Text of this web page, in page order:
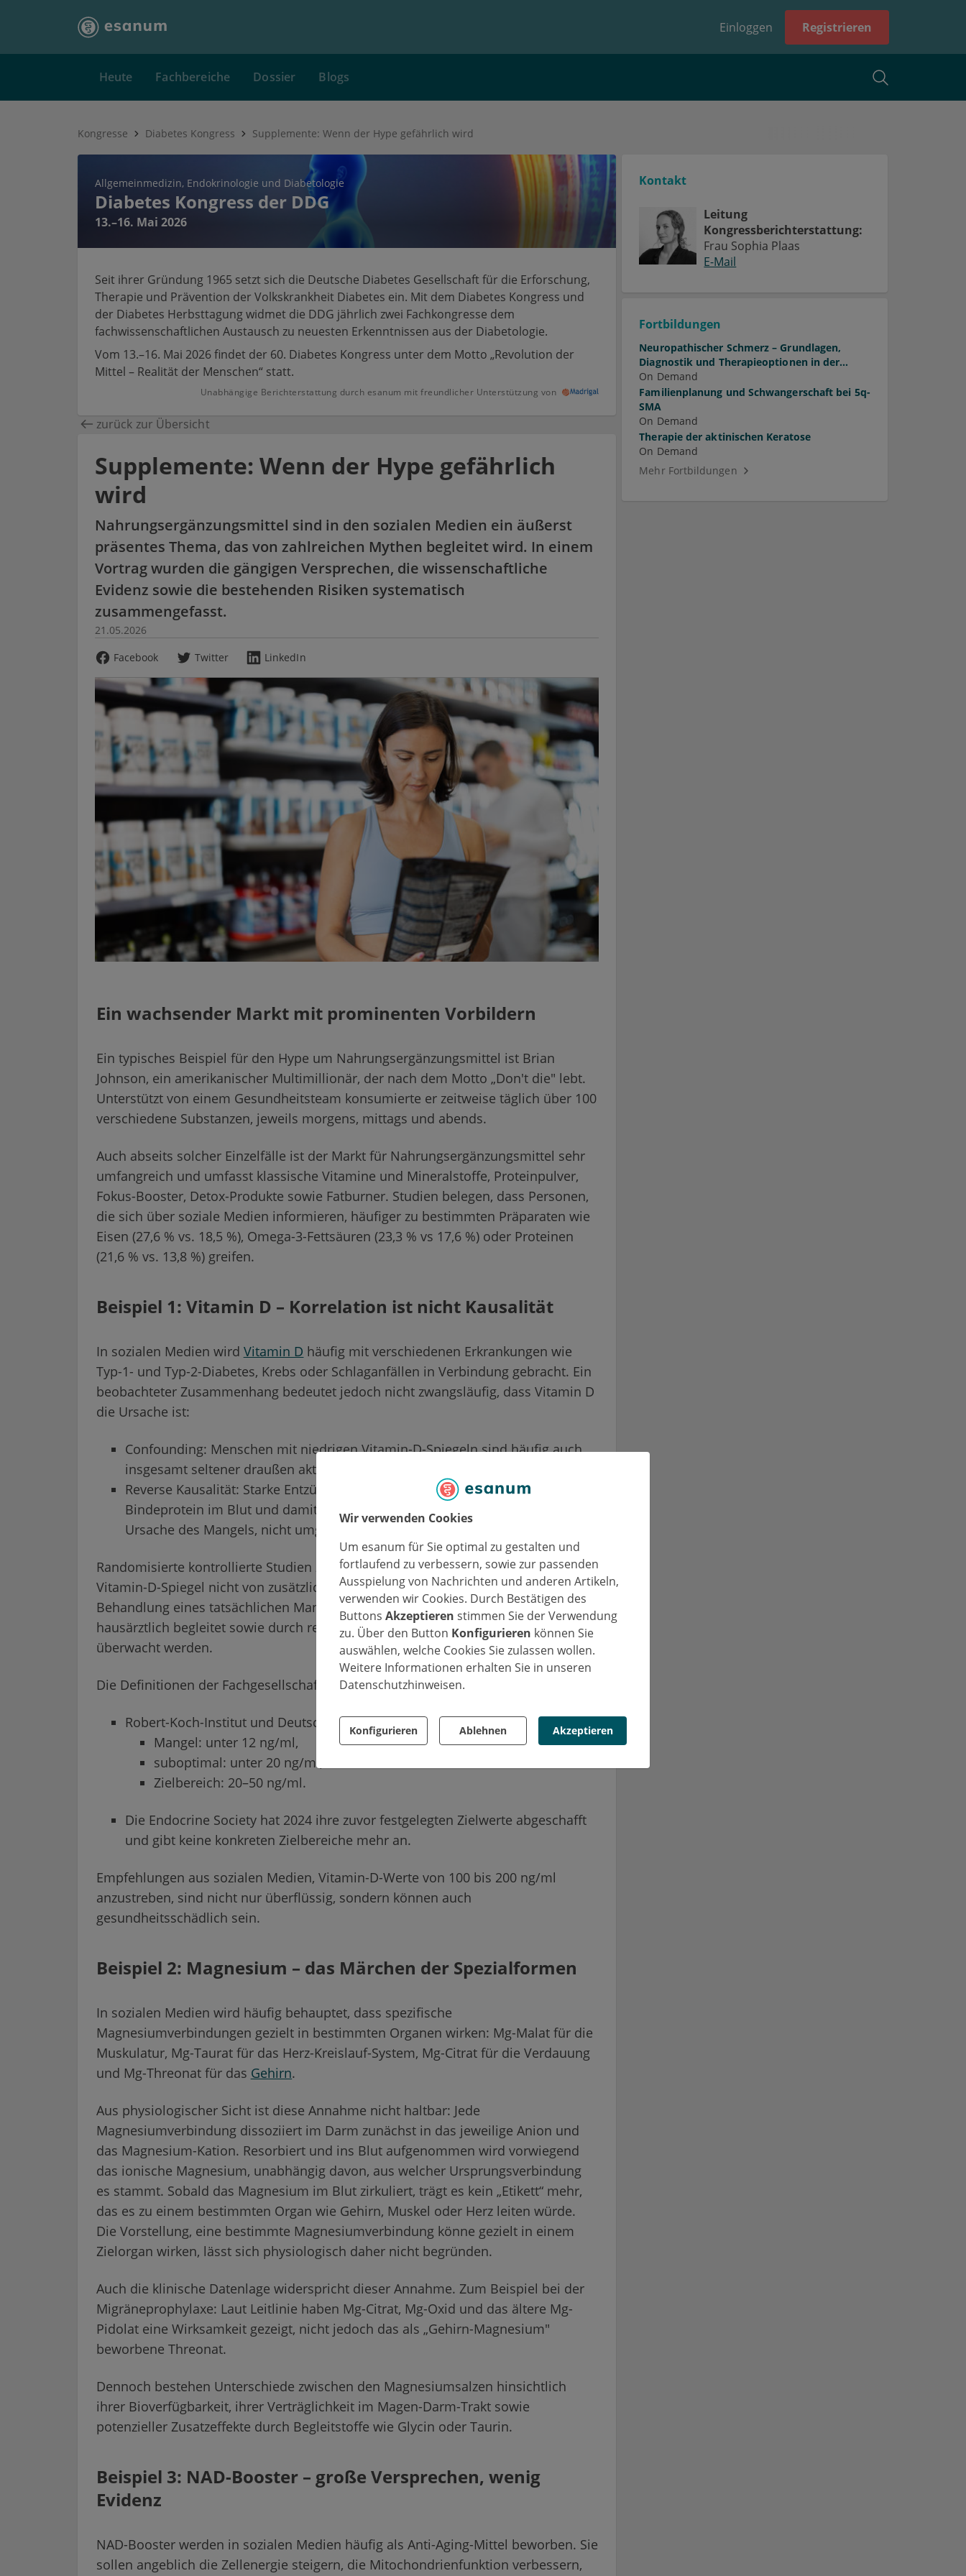
Wir verwenden Cookies
Um esanum für Sie optimal zu gestalten und
fortlaufend zu verbessern, sowie zur passenden
Ausspielung von Nachrichten und anderen Artikeln,
verwenden wir Cookies. Durch Bestätigen des
Buttons Akzeptieren stimmen Sie der Verwendung
zu. Über den Button Konfigurieren können Sie
auswählen, welche Cookies Sie zulassen wollen.
Weitere Informationen erhalten Sie in unseren
Datenschutzhinweisen.
Konfigurieren Ablehnen Akzeptieren
Einloggen Registrieren
Heute Fachbereiche Dossier Blogs
Kongresse Diabetes Kongress Supplemente: Wenn der Hype gefährlich wird
Allgemeinmedizin Endokrinologie und Diabetologie
Diabetes Kongress der DDG
13.–16. Mai 2026
Seit ihrer Gründung 1965 setzt sich die Deutsche Diabetes Gesellschaft für die Erforschung,
Therapie und Prävention der Volkskrankheit Diabetes ein. Mit dem Diabetes Kongress und
der Diabetes Herbsttagung widmet die DDG jährlich zwei Fachkongresse dem
fachwissenschaftlichen Austausch zu neuesten Erkenntnissen aus der Diabetologie.
Vom 13.–16. Mai 2026 findet der 60. Diabetes Kongress unter dem Motto „Revolution der
Mittel – Realität der Menschen“ statt.
Unabhängige Berichterstattung durch esanum mit freundlicher Unterstützung von
zurück zur Übersicht
Supplemente: Wenn der Hype gefährlich
wird
Nahrungsergänzungsmittel sind in den sozialen Medien ein äußerst
präsentes Thema, das von zahlreichen Mythen begleitet wird. In einem
Vortrag wurden die gängigen Versprechen, die wissenschaftliche
Evidenz sowie die bestehenden Risiken systematisch
zusammengefasst.​
21.05.2026
Facebook
Twitter LinkedIn
Ein wachsender Markt mit prominenten Vorbildern
Ein typisches Beispiel für den Hype um Nahrungsergänzungsmittel ist Brian
Johnson, ein amerikanischer Multimillionär, der nach dem Motto „Don't die" lebt.
Unterstützt von einem Gesundheitsteam konsumierte er zeitweise täglich über 100
verschiedene Substanzen, jeweils morgens, mittags und abends.
Auch abseits solcher Einzelfälle ist der Markt für Nahrungsergänzungsmittel sehr
umfangreich und umfasst klassische Vitamine und Mineralstoffe, Proteinpulver,
Fokus-Booster, Detox-Produkte sowie Fatburner. Studien belegen, dass Personen,
die sich über soziale Medien informieren, häufiger zu bestimmten Präparaten wie
Eisen (27,6 % vs. 18,5 %), Omega-3-Fettsäuren (23,3 % vs 17,6 %) oder Proteinen
(21,6 % vs. 13,8 %) greifen.
Beispiel 1: Vitamin D – Korrelation ist nicht Kausalität
In sozialen Medien wird Vitamin D häufig mit verschiedenen Erkrankungen wie
Typ-1- und Typ-2-Diabetes, Krebs oder Schlaganfällen in Verbindung gebracht. Ein
beobachteter Zusammenhang bedeutet jedoch nicht zwangsläufig, dass Vitamin D
die Ursache ist:
Confounding: Menschen mit niedrigen Vitamin-D-Spiegeln sind häufig auch
insgesamt seltener draußen aktiv oder weniger gesundheitsbewusst.
Reverse Kausalität: Starke Entzündungsprozesse senken das Vitamin-D-
Bindeprotein im Blut und damit auch die Spiegel. Die Erkrankung ist hier die
Ursache des Mangels, nicht umgekehrt.
Randomisierte kontrollierte Studien zeigen, dass Personen mit ausreichendem
Vitamin-D-Spiegel nicht von zusätzlichen Supplementen profitieren. Die
Behandlung eines tatsächlichen Mangels bleibt jedoch essenziell und sollte
hausärztlich begleitet sowie durch regelmäßige Kontrollen des Vitamin-D-Spiegels
überwacht werden.
Die Definitionen der Fachgesellschaften ergeben sich wie folgt:
Robert-Koch-Institut und Deutsche Gesellschaft für Ernährung:
Mangel: unter 12 ng/ml,
suboptimal: unter 20 ng/ml,
Zielbereich: 20–50 ng/ml.
Die Endocrine Society hat 2024 ihre zuvor festgelegten Zielwerte abgeschafft
und gibt keine konkreten Zielbereiche mehr an.
Empfehlungen aus sozialen Medien, Vitamin-D-Werte von 100 bis 200 ng/ml
anzustreben, sind nicht nur überflüssig, sondern können auch
gesundheitsschädlich sein.
Beispiel 2: Magnesium – das Märchen der Spezialformen
In sozialen Medien wird häufig behauptet, dass spezifische
Magnesiumverbindungen gezielt in bestimmten Organen wirken: Mg-Malat für die
Muskulatur, Mg-Taurat für das Herz-Kreislauf-System, Mg-Citrat für die Verdauung
und Mg-Threonat für das Gehirn.
Aus physiologischer Sicht ist diese Annahme nicht haltbar: Jede
Magnesiumverbindung dissoziiert im Darm zunächst in das jeweilige Anion und
das Magnesium-Kation. Resorbiert und ins Blut aufgenommen wird vorwiegend
das ionische Magnesium, unabhängig davon, aus welcher Ursprungsverbindung
es stammt. Sobald das Magnesium im Blut zirkuliert, trägt es kein „Etikett“ mehr,
das es zu einem bestimmten Organ wie Gehirn, Muskel oder Herz leiten würde.
Die Vorstellung, eine bestimmte Magnesiumverbindung könne gezielt in einem
Zielorgan wirken, lässt sich physiologisch daher nicht begründen.
Auch die klinische Datenlage widerspricht dieser Annahme. Zum Beispiel bei der
Migräneprophylaxe: Laut Leitlinie haben Mg-Citrat, Mg-Oxid und das ältere Mg-
Pidolat eine Wirksamkeit gezeigt, nicht jedoch das als „Gehirn-Magnesium"
beworbene Threonat.
Dennoch bestehen Unterschiede zwischen den Magnesiumsalzen hinsichtlich
ihrer Bioverfügbarkeit, ihrer Verträglichkeit im Magen-Darm-Trakt sowie
potenzieller Zusatzeffekte durch Begleitstoffe wie Glycin oder Taurin.
Beispiel 3: NAD-Booster – große Versprechen, wenig
Evidenz
NAD-Booster werden in sozialen Medien häufig als Anti-Aging-Mittel beworben. Sie
sollen angeblich die Zellenergie steigern, die Mitochondrienfunktion verbessern,
Kontakt
Leitung
Kongressberichterstattung:
Frau Sophia Plaas
E-Mail
Fortbildungen
Neuropathischer Schmerz – Grundlagen,
Diagnostik und Therapieoptionen in der
Praxis
On Demand
Familienplanung und Schwangerschaft bei 5q-
SMA
On Demand
Therapie der aktinischen Keratose
On Demand
Mehr Fortbildungen